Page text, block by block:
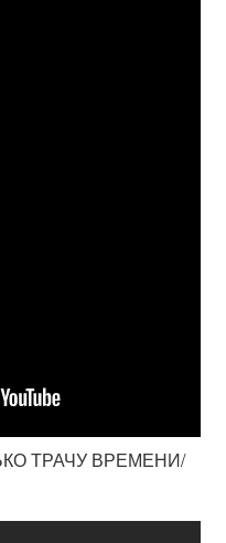
ТРАЧУ ВРЕМЕНИ/